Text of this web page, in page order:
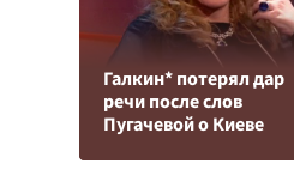
Галкин* потерял дар
речи после слов
Пугачевой о Киеве